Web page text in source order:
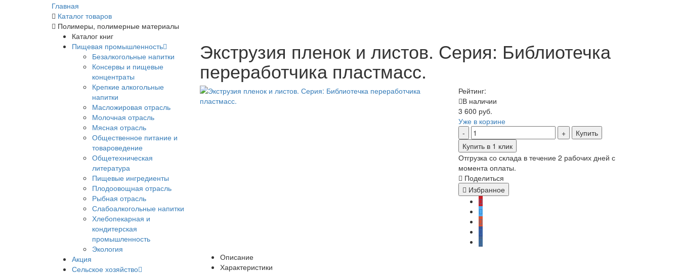
Главная
Каталог товаров
Полимеры, полимерные материалы
Каталог книг
Пищевая промышленность
Безалкогольные напитки
Консервы и пищевые
концентраты
Крепкие алкогольные
напитки
Масложировая отрасль
Молочная отрасль
Мясная отрасль
Общественное питание и
товароведение
Общетехническая
литература
Пищевые ингредиенты
Плодоовощная отрасль
Рыбная отрасль
Слабоалкогольные напитки
Хлебопекарная и
кондитерская
промышленность
Экология
Акция
Сельское хозяйство
Экструзия пленок и листов. Серия: Библиотечка
переработчика пластмасс.
Рейтинг:
В наличии
3 600 руб.
Уже в корзине
Купить
Купить в 1 клик
Отгрузка со склада в течение 2 рабочих дней с
момента оплаты.
Поделиться
Избранное
Описание
Характеристики